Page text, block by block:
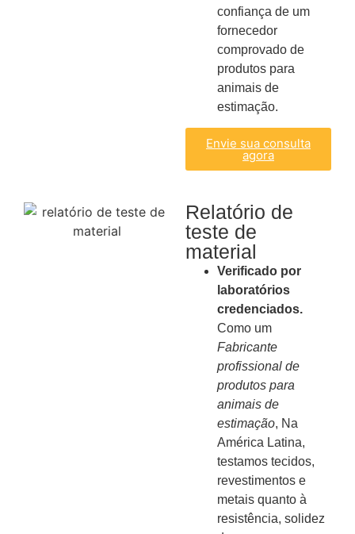
confiança de um
fornecedor
comprovado de
produtos para
animais de
estimação.
Envie sua consulta
agora
Relatório de
teste de
material
Verificado por
laboratórios
credenciados.
Como um
Fabricante
profissional de
produtos para
animais de
estimação, Na
América Latina,
testamos tecidos,
revestimentos e
metais quanto à
resistência, solidez